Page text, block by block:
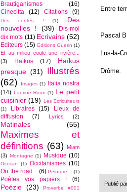
Entre
Pascal
Lus-la-
Drôme.
Publié
Brautiganismes
(16)
Cinecitta
(12) Citations (9)
Des contes ! (1)
Des
nouvelles !
(39)
Dis-moi
dix mots (11) Ecrivains (52)
Editeurs (15) Editions Guerin (1)
Et au milieu coule une rivière...
(3)
Haïkus (17)
Haïkus
presque (31)
Illustrés
(62)
Images (1)
Italia nostra
(14) Laurine Roux (1) Le petit
cuisinier (19)
Les Ecriculteurs
(1)
Libraires (15)
Lieux de
diffusion
(7) Lyrics (2)
Matinales (55)
Maximes et
définitions (63)
Miam
(3)
Montagne (1) Musique (10)
Occitan (1) Occitanismes (10)
On the road... (6) Peinture... (1)
Poètes vos papiers ! (6)
Poézie (23)
Proverbe #001